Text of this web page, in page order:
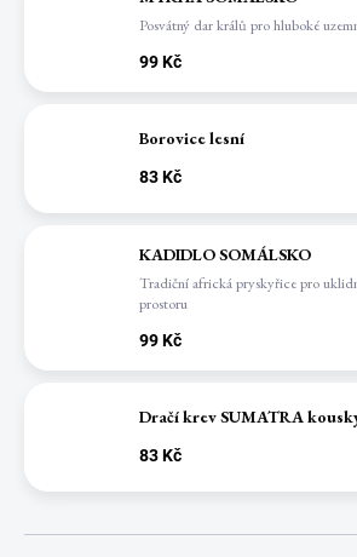
Posvátný dar králů pro hluboké
99 Kč
Borovice lesní
83 Kč
KADIDLO SOMÁLSKO
Tradiční africká pryskyřice pro
prostoru
99 Kč
Dračí krev SUMATRA
83 Kč